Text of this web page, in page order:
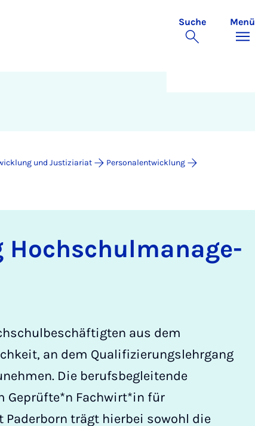
Suche Menü
und Justiziariat
Personalentwicklung
Hoch­schul­­ma­na­ge­
aus dem
an dem Qualifizierungs­lehrgang
Die berufsbegleitende
Geprüfte*n Fachwirt*in für
Paderborn trägt hierbei sowohl die